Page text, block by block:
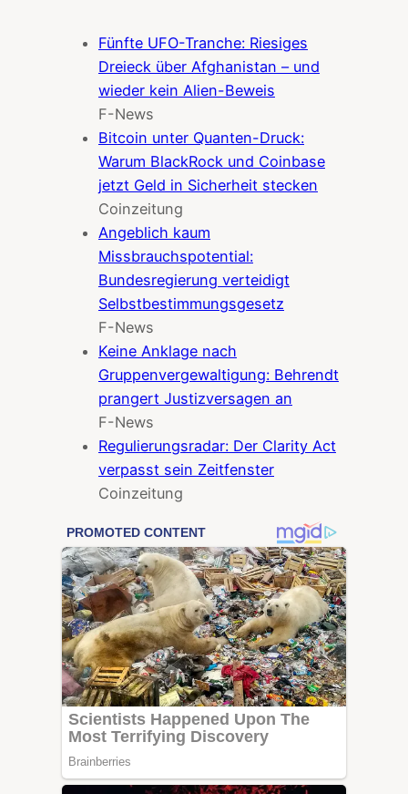
Fünfte UFO-Tranche: Riesiges
Dreieck über Afghanistan – und
wieder kein Alien-Beweis
F-News
Bitcoin unter Quanten-Druck:
Warum BlackRock und Coinbase
jetzt Geld in Sicherheit stecken
Coinzeitung
Angeblich kaum
Missbrauchspotential:
Bundesregierung verteidigt
Selbstbestimmungsgesetz
F-News
Keine Anklage nach
Gruppenvergewaltigung: Behrendt
prangert Justizversagen an
F-News
Regulierungsradar: Der Clarity Act
verpasst sein Zeitfenster
Coinzeitung